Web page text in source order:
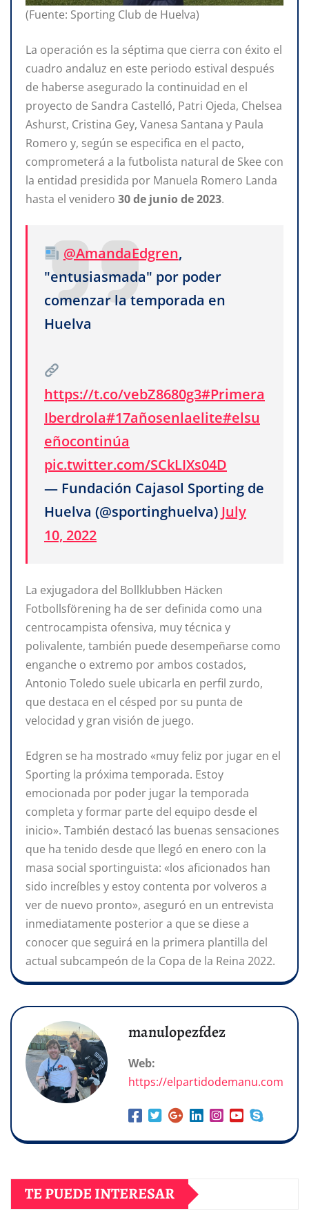
(Fuente: Sporting Club de Huelva)
La operación es la séptima que cierra con éxito el
cuadro andaluz en este periodo estival después
de haberse asegurado la continuidad en el
proyecto de Sandra Castelló, Patri Ojeda, Chelsea
Ashurst, Cristina Gey, Vanesa Santana y Paula
Romero y, según se especifica en el pacto,
comprometerá a la futbolista natural de Skee con
la entidad presidida por Manuela Romero Landa
hasta el venidero 30de junio de2023.
@AmandaEdgren,
"entusiasmada" por poder
comenzar la temporada en
Huelva
https://t.co/vebZ8680g3#Primera
Iberdrola#17añosenlaelite#elsu
eñocontinúa
pic.twitter.com/SCkLIXs04D
— Fundación Cajasol Sporting de
Huelva (@sportinghuelva) July
10, 2022
La exjugadora del Bollklubben Häcken
Fotbollsförening ha de ser definida como una
centrocampista ofensiva, muy técnica y
polivalente, también puede desempeñarse como
enganche o extremo por ambos costados,
Antonio Toledo suele ubicarla en perfil zurdo,
que destaca en el césped por su punta de
velocidad y gran visión de juego.
Edgren se ha mostrado «muy feliz por jugar en el
Sporting la próxima temporada. Estoy
emocionada por poder jugar la temporada
completa y formar parte del equipo desde el
inicio». También destacó las buenas sensaciones
que ha tenido desde que llegó en enero con la
masa social sportinguista: «los aficionados han
sido increíbles y estoy contenta por volveros a
ver de nuevo pronto», aseguró en un entrevista
inmediatamente posterior a que se diese a
conocer que seguirá en la primera plantilla del
actual subcampeón de la Copa de la Reina 2022.
manulopezfdez
Web:
https://elpartidodemanu.com
TE PUEDE INTERESAR